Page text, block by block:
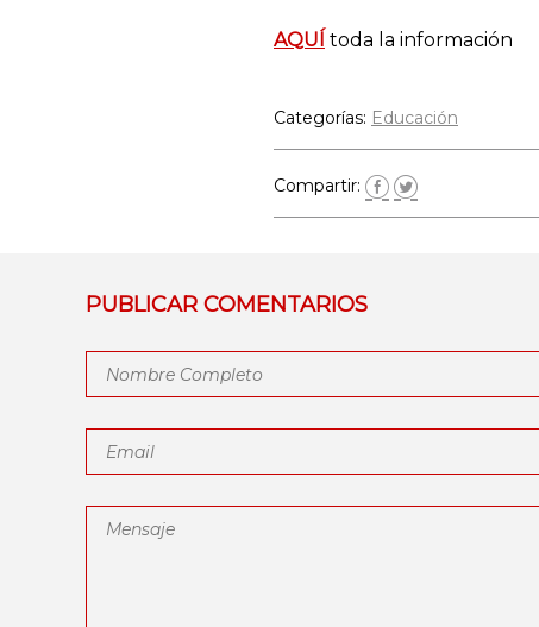
AQUÍ toda la información
Categorías: Educación
Compartir:
PUBLICAR COMENTARIOS